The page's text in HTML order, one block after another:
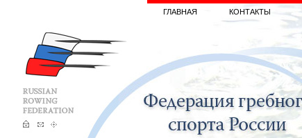
ГЛАВНАЯ КОНТАКТЫ